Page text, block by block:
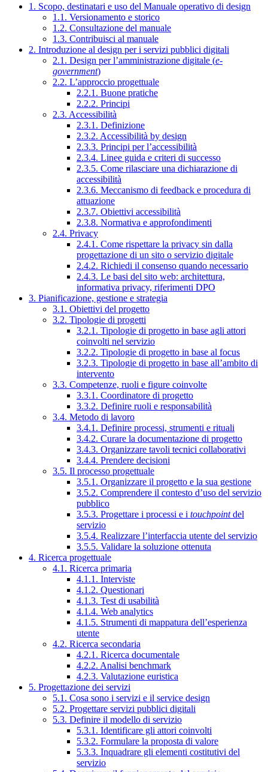
1. Scopo, destinatari e uso del Manuale operativo di design
1.1. Versionamento e storico
1.2. Consultazione del manuale
1.3. Contribuisci al manuale
2. Introduzione al design per i servizi pubblici digitali
2.1. Design per l’amministrazione digitale (e-
government)
2.2. L’approccio progettuale
2.2.1. Buone pratiche
2.2.2. Principi
2.3. Accessibilità
2.3.1. Definizione
2.3.2. Accessibilità by design
2.3.3. Principi per l’accessibilità
2.3.4. Linee guida e criteri di successo
2.3.5. Come rilasciare una dichiarazione di
accessibilità
2.3.6. Meccanismo di feedback e procedura di
attuazione
2.3.7. Obiettivi accessibilità
2.3.8. Normativa e approfondimenti
2.4. Privacy
2.4.1. Come rispettare la privacy sin dalla
progettazione di un sito o servizio digitale
2.4.2. Richiedi il consenso quando necessario
2.4.3. Le basi del sito web: architettura,
informativa privacy, riferimenti DPO
3. Pianificazione, gestione e strategia
3.1. Obiettivi del progetto
3.2. Tipologie di progetti
3.2.1. Tipologie di progetto in base agli attori
coinvolti nel servizio
3.2.2. Tipologie di progetto in base al focus
3.2.3. Tipologie di progetto in base all’ambito di
intervento
3.3. Competenze, ruoli e figure coinvolte
3.3.1. Coordinatore di progetto
3.3.2. Definire ruoli e responsabilità
3.4. Metodo di lavoro
3.4.1. Definire processi, strumenti e rituali
3.4.2. Curare la documentazione di progetto
3.4.3. Organizzare tavoli tecnici collaborativi
3.4.4. Prendere decisioni
3.5. Il processo progettuale
3.5.1. Organizzare il progetto e la sua gestione
3.5.2. Comprendere il contesto d’uso del servizio
pubblico
3.5.3. Progettare i processi e i touchpointdel
servizio
3.5.4. Realizzare l’interfaccia utente del servizio
3.5.5. Validare la soluzione ottenuta
4. Ricerca progettuale
4.1. Ricerca primaria
4.1.1. Interviste
4.1.2. Questionari
4.1.3. Test di usabilità
4.1.4. Web analytics
4.1.5. Strumenti di mappatura dell’esperienza
utente
4.2. Ricerca secondaria
4.2.1. Ricerca documentale
4.2.2. Analisi benchmark
4.2.3. Valutazione euristica
5. Progettazione dei servizi
5.1. Cosa sono i servizi e il service design
5.2. Progettare servizi pubblici digitali
5.3. Definire il modello di servizio
5.3.1. Identificare gli attori coinvolti
5.3.2. Formulare la proposta di valore
5.3.3. Inquadrare gli elementi costitutivi del
servizio